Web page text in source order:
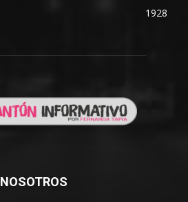
1928
NOSOTROS